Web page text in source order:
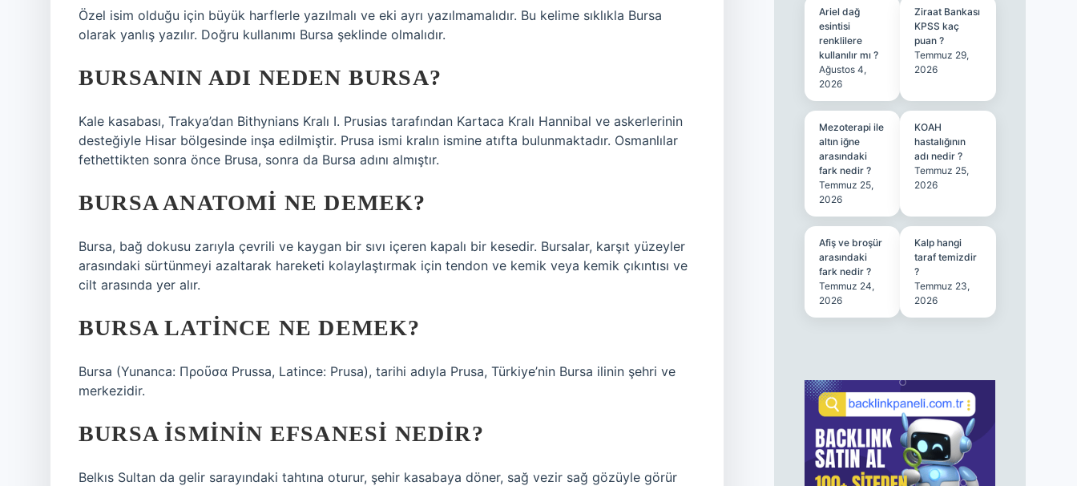
Özel isim olduğu için büyük harflerle yazılmalı ve eki ayrı yazılmamalıdır. Bu kelime sıklıkla Bursa
olarak yanlış yazılır. Doğru kullanımı Bursa şeklinde olmalıdır.
BURSANIN ADI NEDEN BURSA?
Kale kasabası, Trakya’dan Bithynians Kralı I. Prusias tarafından Kartaca Kralı Hannibal ve askerlerinin
desteğiyle Hisar bölgesinde inşa edilmiştir. Prusa ismi kralın ismine atıfta bulunmaktadır. Osmanlılar
fethettikten sonra önce Brusa, sonra da Bursa adını almıştır.
BURSA ANATOMI NE DEMEK?
Bursa, bağ dokusu zarıyla çevrili ve kaygan bir sıvı içeren kapalı bir kesedir. Bursalar, karşıt yüzeyler
arasındaki sürtünmeyi azaltarak hareketi kolaylaştırmak için tendon ve kemik veya kemik çıkıntısı ve
cilt arasında yer alır.
BURSA LATINCE NE DEMEK?
Bursa (Yunanca: Προῦσα Prussa, Latince: Prusa), tarihi adıyla Prusa, Türkiye’nin Bursa ilinin şehri ve
merkezidir.
BURSA ISMININ EFSANESI NEDIR?
Belkıs Sultan da gelir sarayındaki tahtına oturur, şehir kasabaya döner, sağ vezir sağ gözüyle görür
Ariel dağ
esintisi
renklilere
kullanılır mı ?
Ağustos 4,
2026
Ziraat Bankası
KPSS kaç
puan ?
Temmuz 29,
2026
Mezoterapi ile
altın iğne
arasındaki
fark nedir ?
Temmuz 25,
2026
KOAH
hastalığının
adı nedir ?
Temmuz 25,
2026
Afiş ve broşür
arasındaki
fark nedir ?
Temmuz 24,
2026
Kalp hangi
taraf temizdir
?
Temmuz 23,
2026